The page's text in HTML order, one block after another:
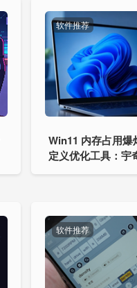
软件推荐
Win11 内存占用爆
定义优化工具：宇
软件推荐